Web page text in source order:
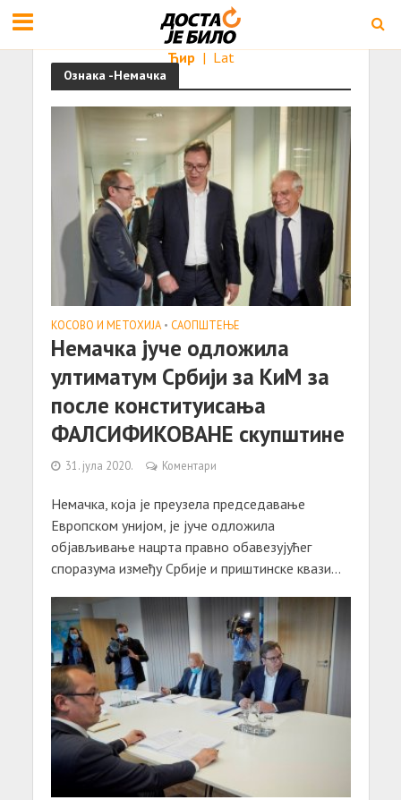
Ћир | Lat
Ознака -Немачка
КОСОВО И МЕТОХИЈА • САОПШТЕЊE
Немачка јуче одложила
ултиматум Србији за КиМ за
после конституисања
ФАЛСИФИКОВАНЕ скупштине
31. јула 2020. Коментари
Немачка, која је преузела председавање
Европском унијом, је јуче одложила
објављивање нацрта правно обавезујућег
споразума између Србије и приштинске квази...